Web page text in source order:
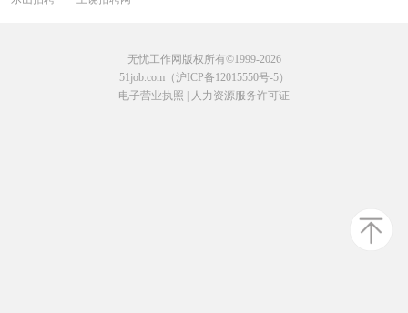
无忧工作网版权所有©1999-2026
51job.com（沪ICP备12015550号-5）
电子营业执照
人力资源服务许可证